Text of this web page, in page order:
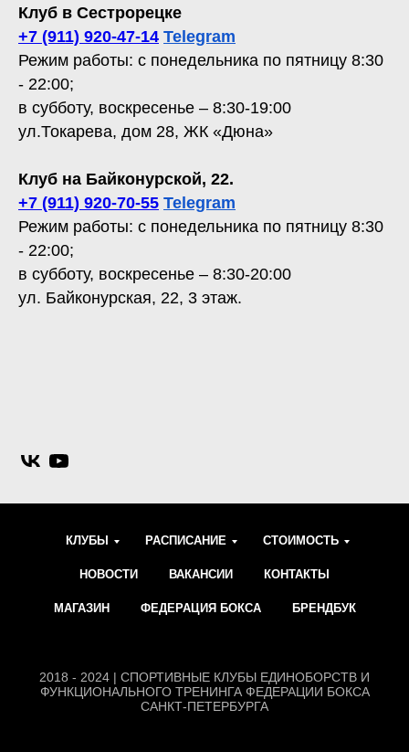
Клуб в Сестрорецке
+7 (911) 920-47-14 Telegram
Режим работы: с понедельника по пятницу 8:30
- 22:00;
в субботу, воскресенье – 8:30-19:00
ул.Токарева, дом 28, ЖК «Дюна»
Клуб на Байконурской, 22.
+7 (911) 920-70-55 Telegram
Режим работы: с понедельника по пятницу 8:30
- 22:00;
в субботу, воскресенье – 8:30-20:00
ул. Байконурская, 22, 3 этаж.
КЛУБЫ РАСПИСАНИЕ СТОИМОСТЬ
НОВОСТИ ВАКАНСИИ КОНТАКТЫ
МАГАЗИН ФЕДЕРАЦИЯ БОКСА БРЕНДБУК
2018 - 2024 | СПОРТИВНЫЕ КЛУБЫ ЕДИНОБОРСТВ И
ФУНКЦИОНАЛЬНОГО ТРЕНИНГА ФЕДЕРАЦИИ БОКСА
САНКТ-ПЕТЕРБУРГА